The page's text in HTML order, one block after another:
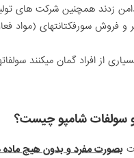
زدند همچنین شرکت های
فروش سورفکتانتهای (مواد
از افراد گمان میکنند
و سولفات شامپو چیست؟
بصورت مفرد و بدون هیچ ماده